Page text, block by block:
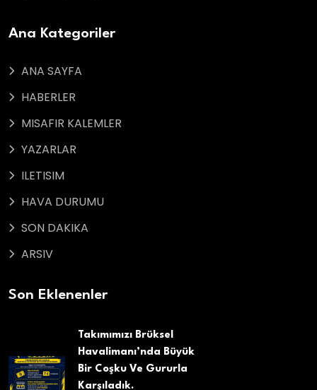
Ana Kategoriler
ANA SAYFA
HABERLER
MISAFIR KALEMLER
YAZARLAR
ILETISIM
HAVA DURUMU
SON DAKIKA
ARSIV
Son Eklenenler
Takımımızı Brüksel
Havalimanı’nda Büyük
Bir Coşku Ve Gururla
Karşıladık.